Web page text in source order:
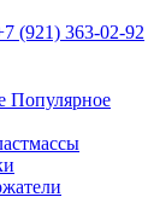
(921) 363-02-92
Популярное